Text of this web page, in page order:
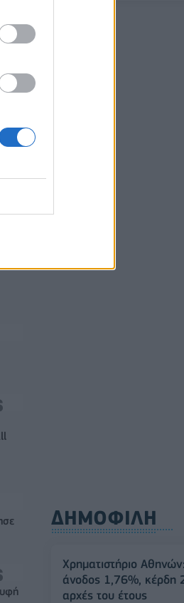
ΔΗΜΟΦΙΛΗ
Χρηματιστήριο
άνοδος 1,76%, κέρδη
αρχές του έτους